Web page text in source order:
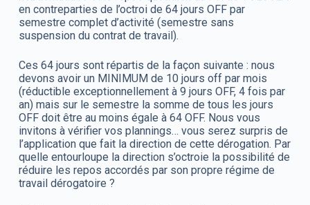
en contreparties de l’octroi de 64 jours OFF par
semestre complet d’activité (semestre sans
suspension du contrat de travail).
Ces 64 jours sont répartis de la façon suivante : nous
devons avoir un MINIMUM de 10 jours off par mois
(réductible exceptionnellement à 9 jours OFF, 4 fois par
an) mais sur le semestre la somme de tous les jours
OFF doit être au moins égale à 64 OFF. Nous vous
invitons à vérifier vos plannings… vous serez surpris de
l’application que fait la direction de cette dérogation. Par
quelle entourloupe la direction s’octroie la possibilité de
réduire les repos accordés par son propre régime de
travail dérogatoire ?